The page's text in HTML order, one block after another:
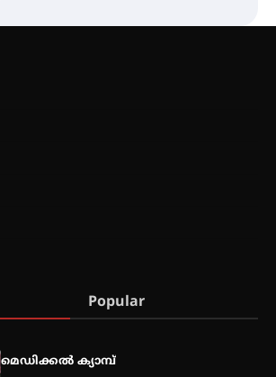
സാധ്യത ഇരിങ്ങാലക്കുടയിൽ 4.4
മില്ലി മീറ്റർ മഴ ലഭിച്ചു
Popular
മെഡിക്കൽ ക്യാമ്പ്